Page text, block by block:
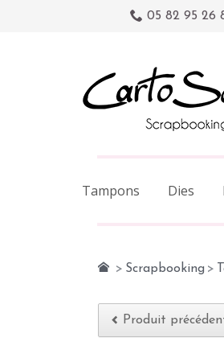
05 82 95 26
Tampons Dies
> Scrapbooking >
Produit